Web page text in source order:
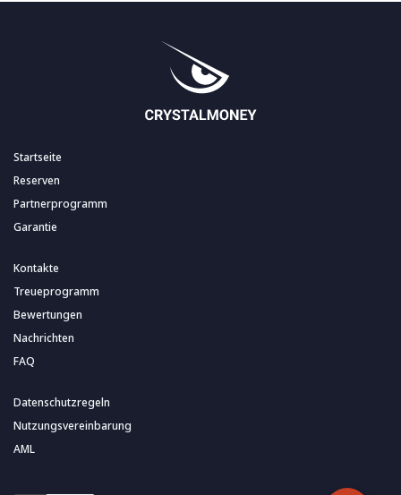
Startseite
Reserven
Partnerprogramm
Garantie
Kontakte
Treueprogramm
Bewertungen
Nachrichten
FAQ
Datenschutzregeln
Nutzungsvereinbarung
AML